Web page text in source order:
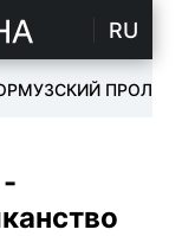
RU
ПРОЛИВ